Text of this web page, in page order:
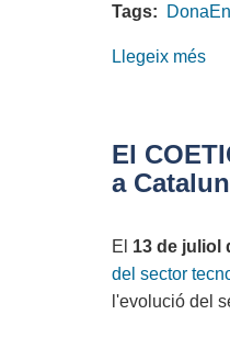
Tags:
Llegeix més
a
de
El
a
El 13 de juliol
del sector
l'evolució del